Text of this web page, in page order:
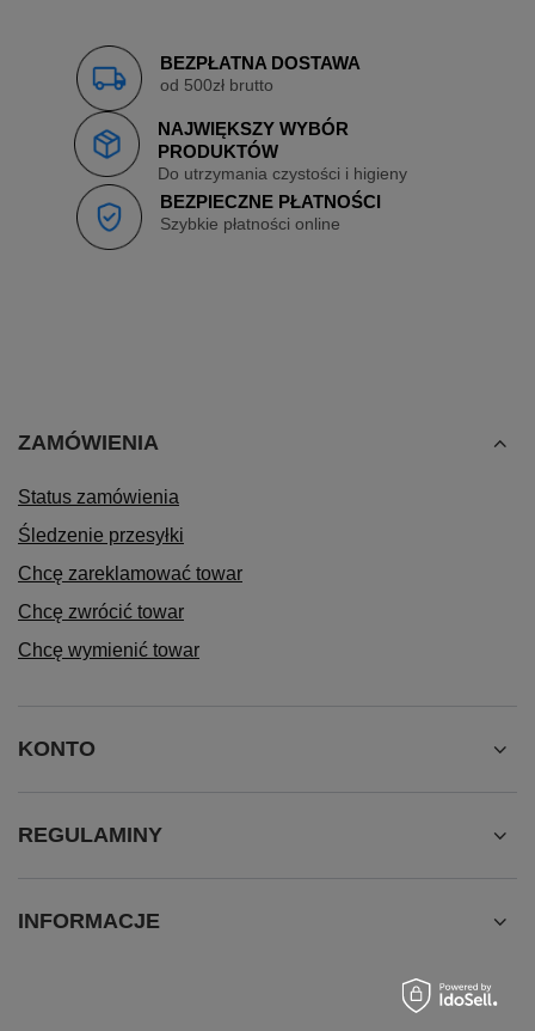
BEZPŁATNA DOSTAWA
od 500zł brutto
NAJWIĘKSZY WYBÓR
PRODUKTÓW
Do utrzymania czystości i higieny
BEZPIECZNE PŁATNOŚCI
Szybkie płatności online
ZAMÓWIENIA
Status zamówienia
Śledzenie przesyłki
Chcę zareklamować towar
Chcę zwrócić towar
Chcę wymienić towar
KONTO
REGULAMINY
INFORMACJE